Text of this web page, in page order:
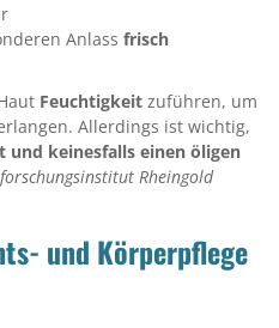
Anlass frisch
Feuchtigkeit zuführen, um
Allerdings ist wichtig,
und keinesfalls einen öligen
Rheingold
und Körperpflege